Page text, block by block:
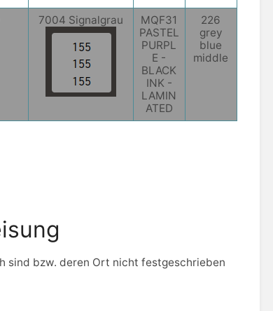
7004 Signalgrau
MQF31
PASTEL
PURPL
E -
BLACK
INK -
LAMIN
ATED
226
grey
blue
middle
sind bzw. deren Ort nicht festgeschrieben